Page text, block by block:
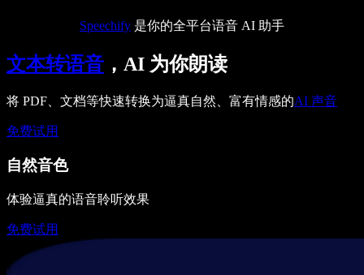
Speechify 是你的全平台语音 AI 助手
文本转语音 ，AI 为你朗读
将 PDF、文档等快速转换为逼真自然、富有情感的AI 声音
免费试用
自然音色
体验逼真的语音聆听效果
免费试用